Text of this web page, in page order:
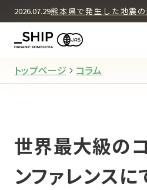
2026.07.29
12本セット
12本セット
4本セット
What's
How We Brew
About _SHIP
COLUMN
BUY & DRINK
トップページ コラム
世界最大級の
ンファレンスに